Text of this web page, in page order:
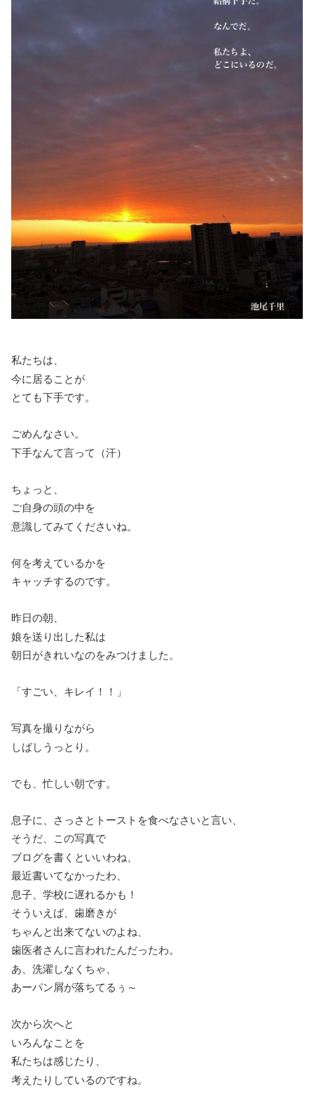
私たちは、
今に居ることが
とても下手です。
ごめんなさい。
下手なんて言って（汗）
ちょっと、
ご自身の頭の中を
意識してみてくださいね。
何を考えているかを
キャッチするのです。
昨日の朝、
娘を送り出した私は
朝日がきれいなのをみつけました。
「すごい、キレイ！！」
写真を撮りながら
しばしうっとり。
でも、忙しい朝です。
息子に、さっさとトーストを食べなさいと言い、
そうだ、この写真で
ブログを書くといいわね、
最近書いてなかったわ、
息子、学校に遅れるかも！
そういえば、歯磨きが
ちゃんと出来てないのよね、
歯医者さんに言われたんだったわ。
あ、洗濯しなくちゃ、
あーパン屑が落ちてるぅ～
次から次へと
いろんなことを
私たちは感じたり、
考えたりしているのですね。